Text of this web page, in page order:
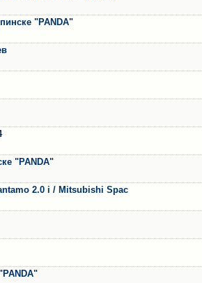
"PANDA"
"PANDA"
2.0 i / Mitsubishi Spac